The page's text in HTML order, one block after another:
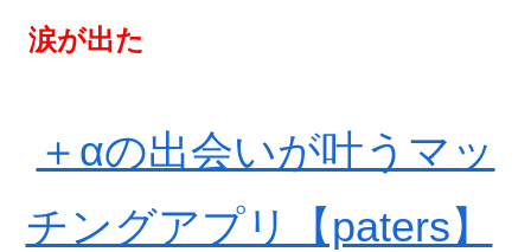
涙が出た
＋αの出会いが叶うマッ
チングアプリ【paters】